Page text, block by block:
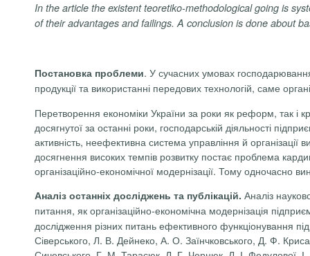
In the article the existent teoretiko-methodological going is
of their advantages and failings. A conclusion is done about
Постановка проблеми. У сучасних умовах
продукції та використанні передових технологій, саме
Перетворення економіки України за роки як реформ, так і
досягнутої за останні роки, господарській діяльності
активність, неефективна система управління й
досягнення високих темпів розвитку постає проблема
організаційно-економічної модернізації. Тому одночасно
Аналіз останніх досліджень та публікацій. Аналіз
питання, як організаційно-економічна модернізація
дослідження різних питань ефективного функціонування
Сіверського, Л. В. Дейнеко, А. О. Заїнчковського, Д. Ф.